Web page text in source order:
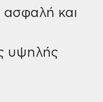
ασφαλή και
υψηλής